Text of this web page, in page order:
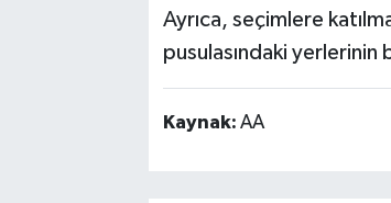
Ayrıca, seçimlere
pusulasındaki yerlerinin
Kaynak: AA